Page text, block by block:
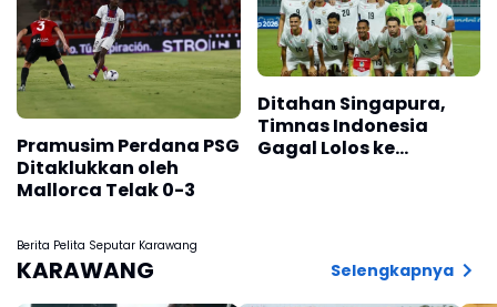
Pramusim Perdana PSG
Ditaklukkan oleh
Mallorca Telak 0-3
Ditahan Singapura,
Timnas Indonesia
Gagal Lolos ke
Berita Pelita Seputar Karawang
KARAWANG Selengkapnya